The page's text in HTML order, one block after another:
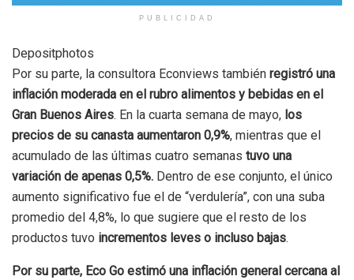
PUBLICIDAD
Depositphotos
Por su parte, la consultora Econviews también registró una
inflación moderada en el rubro alimentos y bebidas en el
Gran Buenos Aires. En la cuarta semana de mayo, los
precios de su canasta aumentaron 0,9%, mientras que el
acumulado de las últimas cuatro semanas tuvo una
variación de apenas 0,5%. Dentro de ese conjunto, el único
aumento significativo fue el de “verdulería”, con una suba
promedio del 4,8%, lo que sugiere que el resto de los
productos tuvo incrementos leves o incluso bajas.
Por su parte, Eco Go estimó una inflación general cercana al